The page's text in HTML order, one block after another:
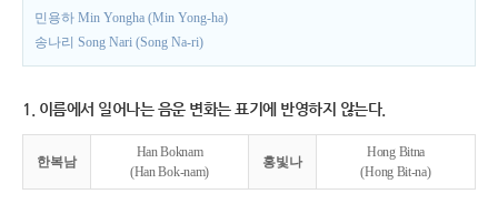
민용하 Min Yongha (Min Yong-ha)
송나리 Song Nari (Song Na-ri)
1. 이름에서 일어나는 음운 변화는 표기에 반영하지 않는다.
한복남
Han Boknam
(Han Bok-nam)
홍빛나
Hong Bitna
(Hong Bit-na)